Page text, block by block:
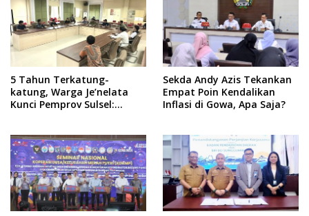
Ingatkan Soal Adat dan
Adab
5 Tahun Terkatung-
katung, Warga Je’nelata
Kunci Pemprov Sulsel:
Sekda Andy Azis Tekankan
Empat Poin Kendalikan
Inflasi di Gowa, Apa Saja?